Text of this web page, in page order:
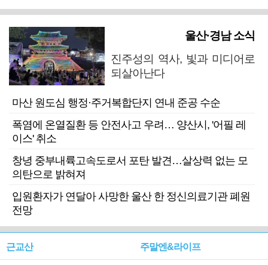
울산·경남 소식
진주성의 역사, 빛과 미디어로
되살아난다
마산 원도심 행정·주거복합단지 연내 준공 수순
폭염에 온열질환 등 안전사고 우려… 양산시, '어필 레
이스' 취소
창녕 중부내륙고속도로서 포탄 발견…살상력 없는 모
의탄으로 밝혀져
입원환자가 연달아 사망한 울산 한 정신의료기관 폐원
전망
근교산 주말엔&라이프